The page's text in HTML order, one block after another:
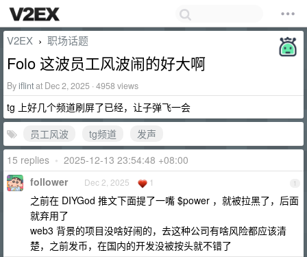
V2EX › 职场话题
Folo 这波员工风波闹的好大啊
Byiflintat Dec 2, 2025 · 4958 views
tg 上好几个频道刷屏了已经，让子弹飞一会
员工风波
tg频道
发声
15 replies • 2025-12-13 23:54:48 +08:00
1
follower Dec 2, 2025 1
之前在 DIYGod 推文下面提了一嘴 $power ，就被拉黑了，后面
就弃用了
web3 背景的项目没啥好闹的，去这种公司有啥风险都应该清
楚，之前发币，在国内的开发没被按头就不错了